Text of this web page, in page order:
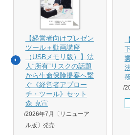
【経営者向けプレゼン
ツール＋動画講座
（USBメモリ版）】法
人“所有”リスクの話題
から生命保険提案へ繋
ぐ《経営者アプロー
チ・ツール》セット
森 克宣
2026年7月〔リニューア
ル版〕発売